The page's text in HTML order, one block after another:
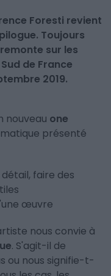
Foresti revient
Toujours
sur les
de France
2019.
nouveau one
présenté
faire des
œuvre
nous convie à
. S'agit-il de
ou nous signifie-t-